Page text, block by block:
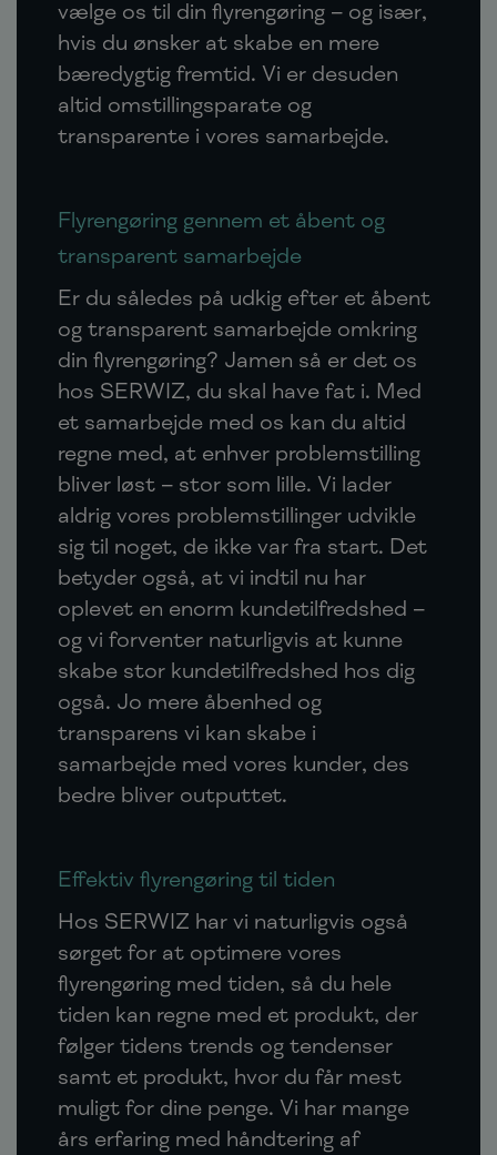
vælge os til din flyrengøring – og især,
hvis du ønsker at skabe en mere
bæredygtig fremtid. Vi er desuden
altid omstillingsparate og
transparente i vores samarbejde.
Flyrengøring gennem et åbent og
transparent samarbejde
Er du således på udkig efter et åbent
og transparent samarbejde omkring
din flyrengøring? Jamen så er det os
hos SERWIZ, du skal have fat i. Med
et samarbejde med os kan du altid
regne med, at enhver problemstilling
bliver løst – stor som lille. Vi lader
aldrig vores problemstillinger udvikle
sig til noget, de ikke var fra start. Det
betyder også, at vi indtil nu har
oplevet en enorm kundetilfredshed –
og vi forventer naturligvis at kunne
skabe stor kundetilfredshed hos dig
også. Jo mere åbenhed og
transparens vi kan skabe i
samarbejde med vores kunder, des
bedre bliver outputtet.
Effektiv flyrengøring til tiden
Hos SERWIZ har vi naturligvis også
sørget for at optimere vores
flyrengøring med tiden, så du hele
tiden kan regne med et produkt, der
følger tidens trends og tendenser
samt et produkt, hvor du får mest
muligt for dine penge. Vi har mange
års erfaring med håndtering af